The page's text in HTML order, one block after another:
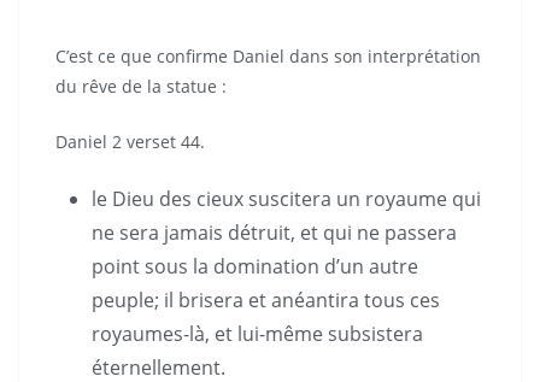
C’est ce que confirme Daniel dans son interprétation
du rêve de la statue :
Daniel 2 verset 44.
le Dieu des cieux suscitera un royaume qui
ne sera jamais détruit, et qui ne passera
point sous la domination d’un autre
peuple; il brisera et anéantira tous ces
royaumes-là, et lui-même subsistera
éternellement.